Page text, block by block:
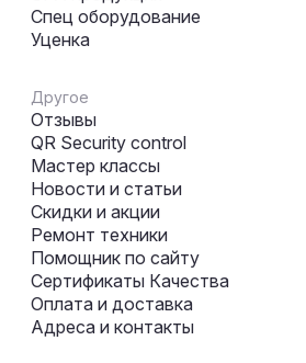
Спец оборудование
Уценка
Другое
Отзывы
QR Security control
Мастер классы
Новости и статьи
Скидки и акции
Ремонт техники
Помощник по сайту
Сертификаты Качества
Оплата и доставка
Адреса и контакты